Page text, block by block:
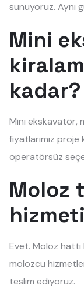
sunuyoruz. Aynı
Mini
kadar?
Mini ekskavatör,
fiyatlarımız
operatörsüz
Moloz
Evet. Moloz hattı
molozcu
teslim ediyoruz.